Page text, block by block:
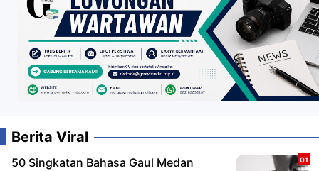
Berita Viral
50 Singkatan Bahasa Gaul Medan